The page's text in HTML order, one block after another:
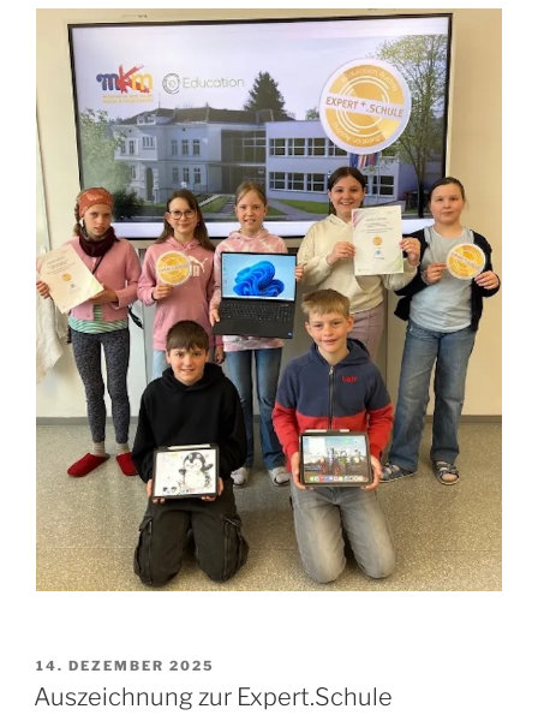
VERÖFFENTLICHT
AM
14. DEZEMBER 2025
Auszeichnung zur Expert.Schule